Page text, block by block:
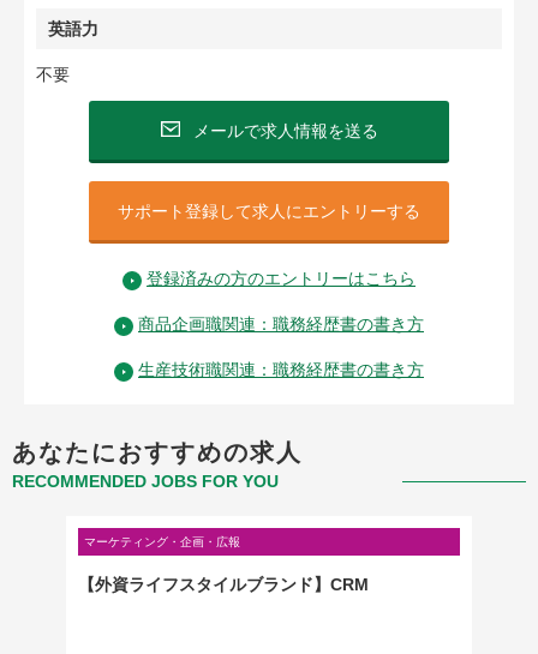
英語力
不要
メールで求人情報を送る
サポート登録して求人にエントリーする
登録済みの方のエントリーはこちら
商品企画職関連：職務経歴書の書き方
生産技術職関連：職務経歴書の書き方
あなたにおすすめの求人
RECOMMENDED JOBS FOR YOU
マーケティング・企画・広報
【外資ライフスタイルブランド】CRM